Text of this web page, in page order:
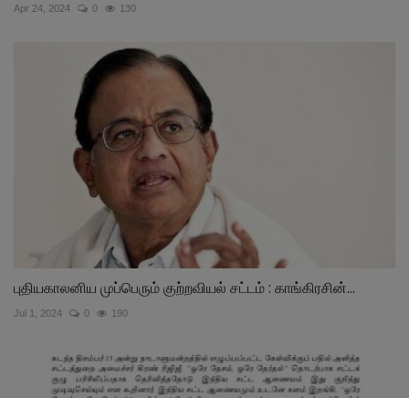
Apr 24, 2024 0 130
புதியகாலனிய முப்பெரும் குற்றவியல் சட்டம் : காங்கிரசின்...
Jul 1, 2024 0 190